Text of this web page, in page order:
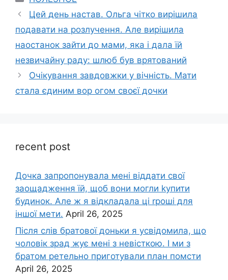
Цей день настав. Ольга чітко вирішила
подавати на розлучення. Але вирішила
наостанок зайти до мами, яка і дала їй
незвичайну раду: шлюб був врятований
Очікування завдовжки у вічність. Мати
стала єдиним вор огом своєї дочки
recent post
Дочка запpопонувала мені віддати свої
заощадження їй, щоб вони могли kупити
будинок. Але ж я відкладала ці rроші для
іншої мети. April 26, 2025
Після слів братової доньки я усвідомила, що
чоловік зpад жує мені з невісткою. І ми з
братом ретельно приготували план помсти
April 26, 2025